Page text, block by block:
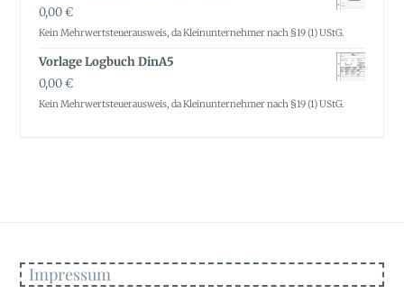
0,00€
Kein Mehrwertsteuerausweis, da Kleinunternehmer nach §19 (1) UStG.
Vorlage Logbuch DinA5
0,00€
Kein Mehrwertsteuerausweis, da Kleinunternehmer nach §19 (1) UStG.
Impressum